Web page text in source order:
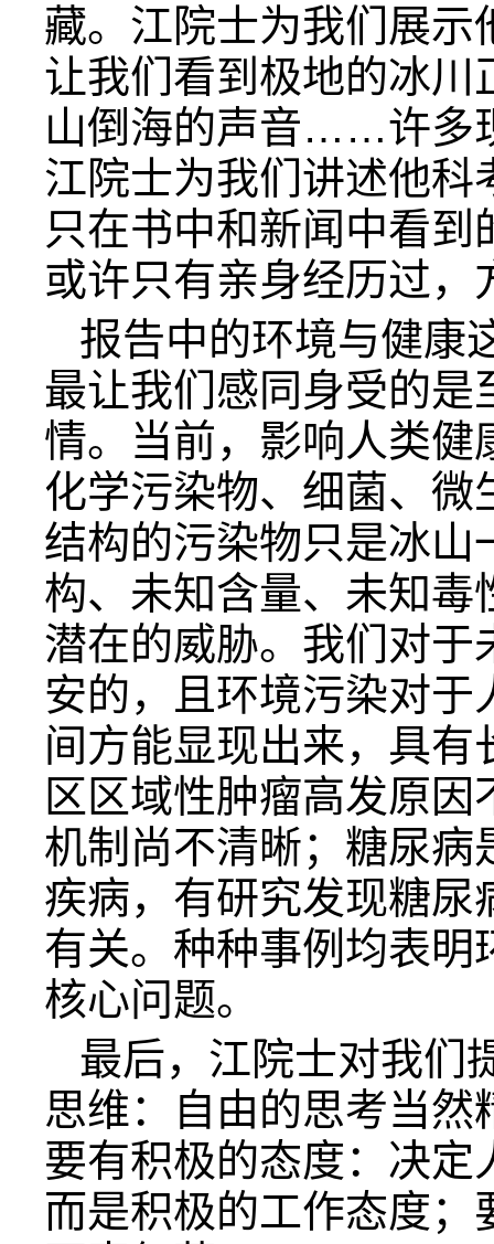
藏。江院士为我们展示
让我们看到极地的冰川
山倒海的声音……许多
江院士为我们讲述他科
只在书中和新闻中看
或许只有亲身经历过，
报告中的环境与健康
最让我们感同身受的
情。当前，影响人类健
化学污染物、细菌、
结构的污染物只是冰山
构、未知含量、未知毒
潜在的威胁。我们对于
安的，且环境污染对
间方能显现出来，具
区区域性肿瘤高发原
机制尚不清晰；糖尿病
疾病，有研究发现糖尿
有关。种种事例均表明
核心问题。
最后，江院士对我们
思维：自由的思考当
要有积极的态度：决
而是积极的工作态度